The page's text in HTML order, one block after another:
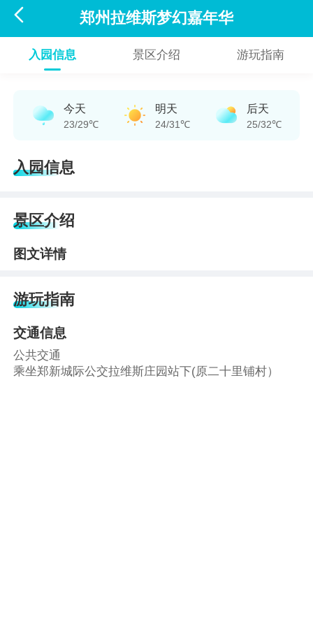
 郑州拉维斯梦幻嘉年华
入园信息 景区介绍 游玩指南
今天
23/29℃
明天
24/31℃
后天
25/32℃
入园信息
景区介绍
图文详情
游玩指南
交通信息
公共交通
乘坐郑新城际公交拉维斯庄园站下(原二十里铺村）